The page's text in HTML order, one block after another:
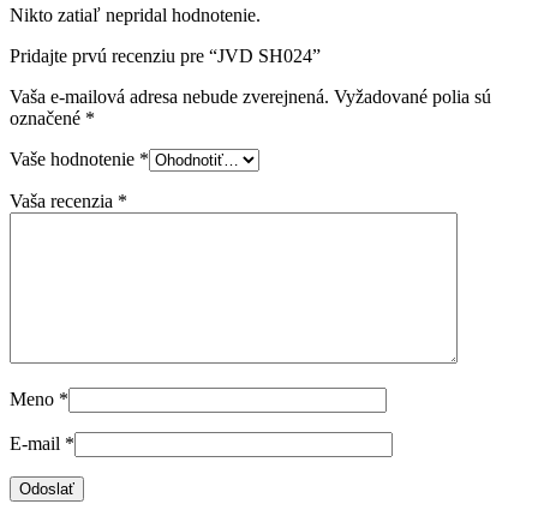
Nikto zatiaľ nepridal hodnotenie.
Pridajte prvú recenziu pre “JVD SH024”
Vaša e-mailová adresa nebude zverejnená. Vyžadované polia sú
označené *
Vaše hodnotenie *
Vaša recenzia *
Meno *
E-mail *